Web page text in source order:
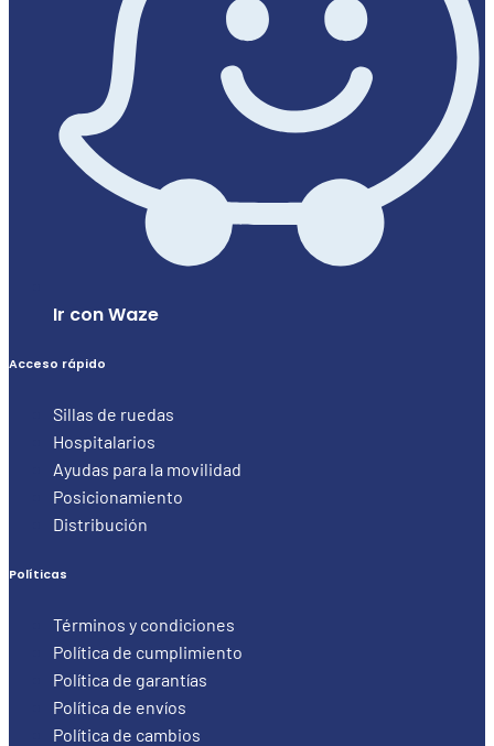
Ir con Waze
Acceso rápido
Sillas de ruedas
Hospitalarios
Ayudas para la movilidad
Posicionamiento
Distribución
Políticas
Términos y condiciones
Política de cumplimiento
Política de garantías
Política de envíos
Política de cambios